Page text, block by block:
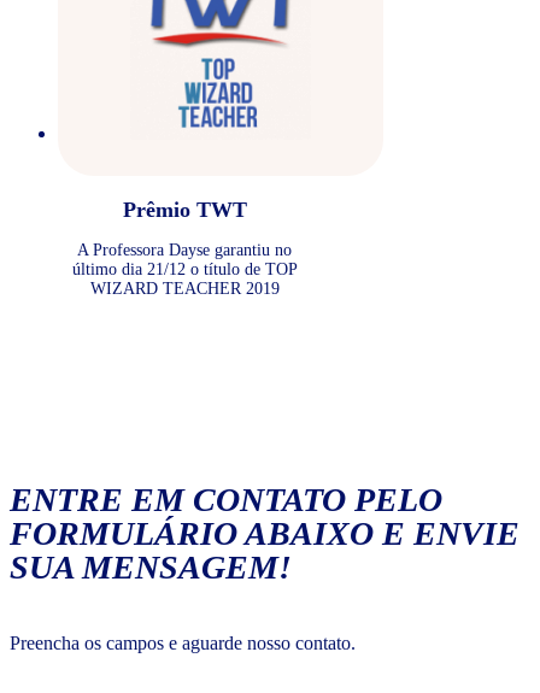
Prêmio TWT
A Professora Dayse garantiu no
último dia 21/12 o título de TOP
WIZARD TEACHER 2019
ENTRE EM CONTATO PELO
FORMULÁRIO ABAIXO E ENVIE
SUA MENSAGEM!
Preencha os campos e aguarde nosso contato.